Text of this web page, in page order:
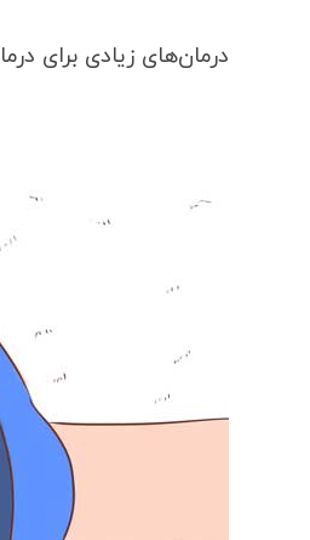
درمان‌های زیادی برای